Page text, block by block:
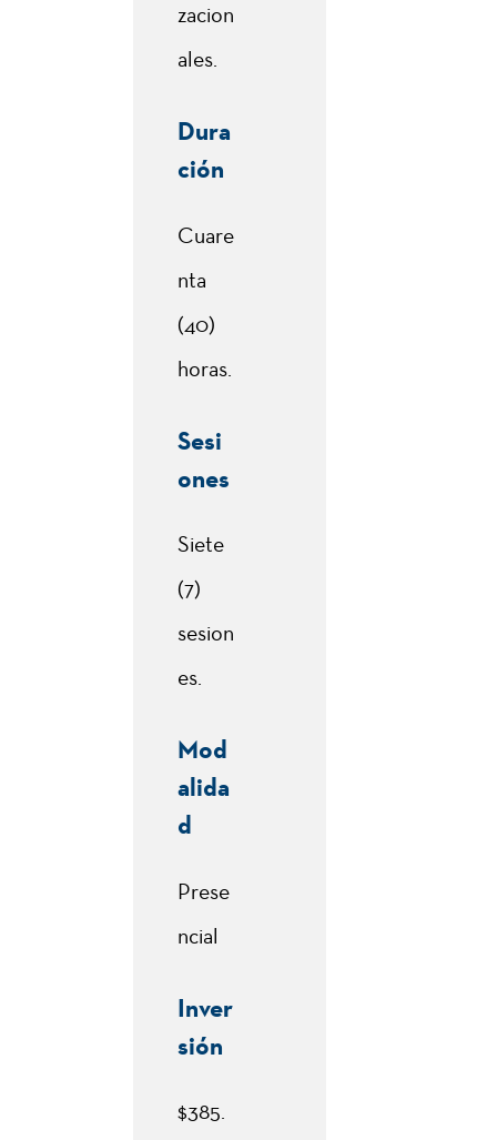
zacion
ales.
Dura
ción
Cuare
nta
(40)
horas.
Sesi
ones
Siete
(7)
sesion
es.
Mod
alida
d
Prese
ncial
Inver
sión
$385.